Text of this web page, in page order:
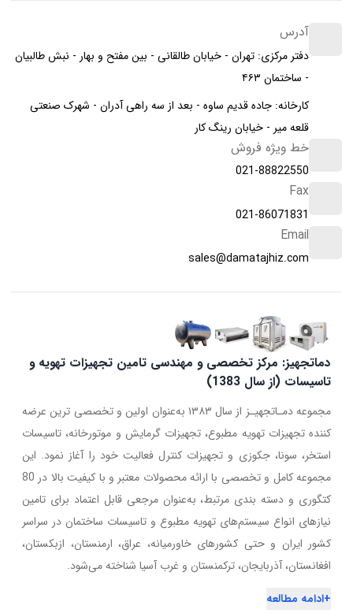
آدرس
دفتر مرکزی: تهران - خیابان طالقانی - بین مفتح و بهار - نبش طالبیان
- ساختمان ۴۶۳
کارخانه: جاده قدیم ساوه - بعد از سه راهی آدران - شهرک صنعتی
قلعه میر - خیابان رینگ کار
خط ویژه فروش
021-88822550
Fax
021-86071831
Email
sales@damatajhiz.com
دماتجهیز: مرکز تخصصی و مهندسی تامین تجهیزات تهویه و
تاسیسات (از سال 1383)
مجموعه دمـاتجهیـز از سال ۱۳۸۳ به‌عنوان اولین و تخصصی ترین عرضه
کننده تجهیزات تهویه مطبوع، تجهیزات گرمایش و موتورخانه، تاسیسات
استخر، سونا، جکوزی و تجهیزات کنترل فعالیت خود را آغاز نمود. این
مجموعه کامل و تخصصی با ارائه محصولات معتبر و با کیفیت بالا در 80
کتگوری و دسته بندی مرتبط، به‌عنوان مرجعی قابل اعتماد برای تامین
نیازهای انواع سیستم‌های تهویه مطبوع و تاسیسات ساختمان در سراسر
کشور ایران و حتی کشورهای خاورمیانه، عراق، ارمنستان، ازبکستان،
افغانستان، آذربایجان، ترکمنستان و غرب آسیا شناخته می‌شود.
+ادامه مطالعه